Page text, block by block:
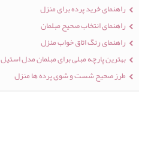
راهنمای خرید پرده برای منزل
راهنمای انتخاب صحیح مبلمان
راهنمای رنگ اتاق خواب منزل
بهترین پارچه مبلی برای مبلمان مدل استیل
طرز صحیح شست و شوی پرده ها منزل